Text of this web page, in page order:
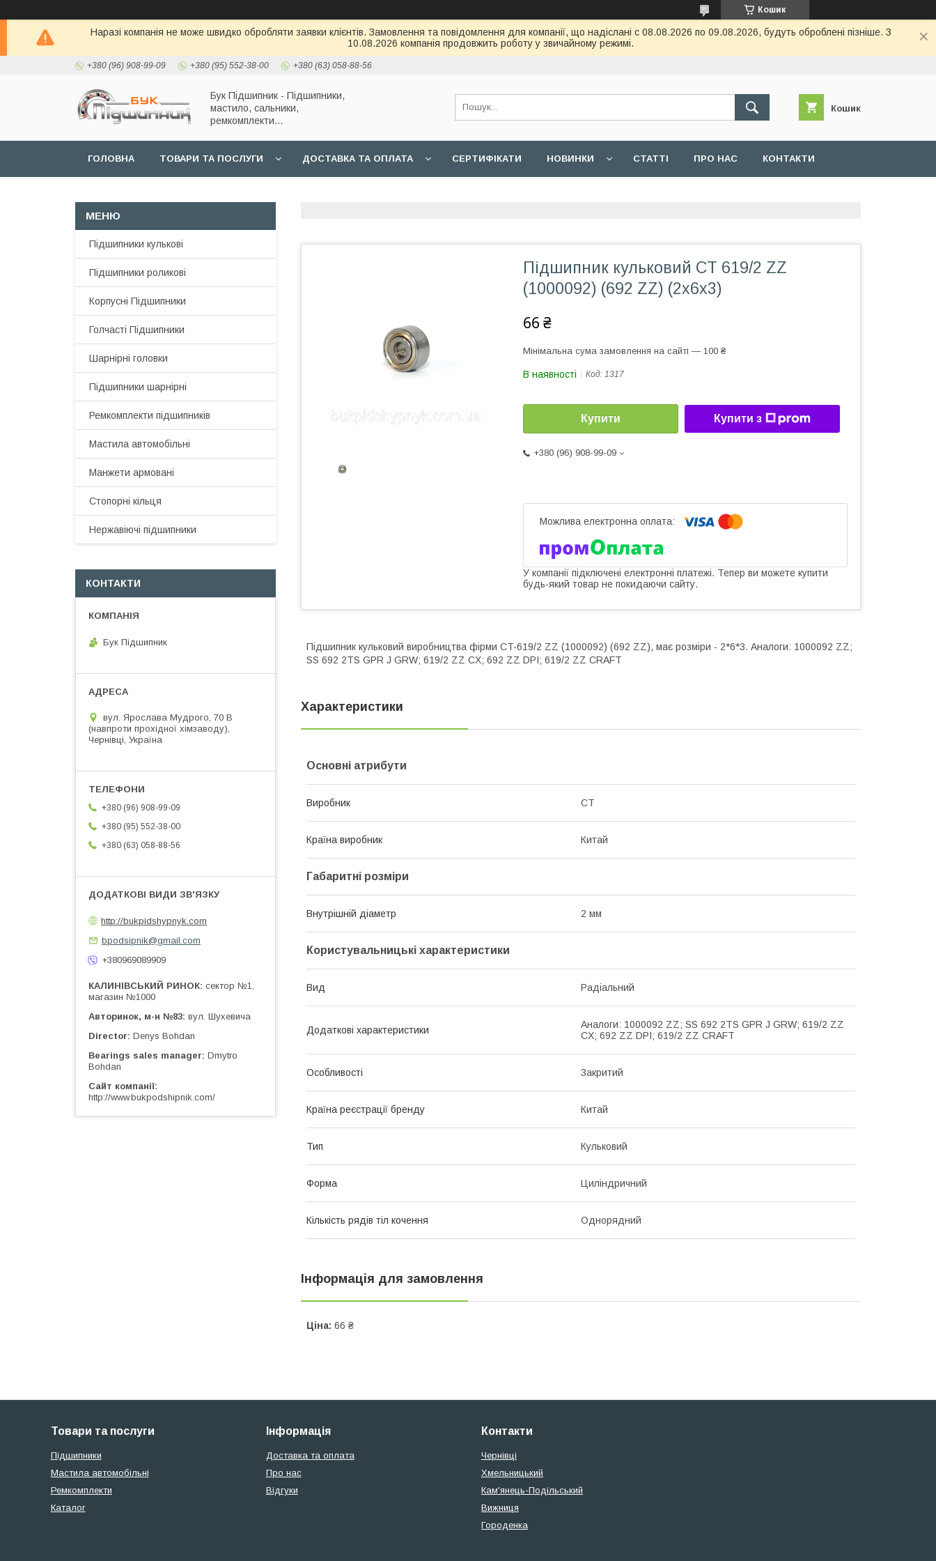
Кошик
Наразі компанія не може швидко обробляти заявки клієнтів. Замовлення та повідомлення для компанії, що надіслані с 08.08.2026 по 09.08.2026, будуть оброблені пізніше. З
10.08.2026 компанія продовжить роботу у звичайному режимі.
+380 (96) 908-99-09 +380 (95) 552-38-00 +380 (63) 058-88-56
Бук Підшипник - Підшипники,
мастило, сальники,
ремкомплекти...
Кошик
ГОЛОВНА ТОВАРИ ТА ПОСЛУГИ ДОСТАВКА ТА ОПЛАТА СЕРТИФІКАТИ НОВИНКИ СТАТТІ ПРО НАС КОНТАКТИ
Підшипник кульковий CT 619/2 ZZ
(1000092) (692 ZZ) (2x6x3)
66 ₴
Мінімальна сума замовлення на сайті — 100 ₴
В наявності Код: 1317
Купити Купити з
+380 (96) 908-99-09
У компанії підключені електронні платежі. Тепер ви можете купити
будь-який товар не покидаючи сайту.
Підшипник кульковий виробництва фірми CT-619/2 ZZ (1000092) (692 ZZ), має розміри - 2*6*3. Аналоги: 1000092 ZZ;
SS 692 2TS GPR J GRW; 619/2 ZZ CX; 692 ZZ DPI; 619/2 ZZ CRAFT
Характеристики
Основні атрибути
Виробник CT
Країна виробник Китай
Габаритні розміри
Внутрішній діаметр 2 мм
Користувальницькі характеристики
Вид Радіальний
Додаткові характеристики
Аналоги: 1000092 ZZ; SS 692 2TS GPR J GRW; 619/2 ZZ
CX; 692 ZZ DPI; 619/2 ZZ CRAFT
Особливості Закритий
Країна реєстрації бренду Китай
Тип Кульковий
Форма Циліндричний
Кількість рядів тіл кочення Однорядний
Інформація для замовлення
Ціна: 66 ₴
Підшипники кулькові
Підшипники роликові
Корпусні Підшипники
Голчасті Підшипники
Шарнірні головки
Підшипники шарнірні
Ремкомплекти підшипників
Мастила автомобільні
Манжети армовані
Стопорні кільця
Нержавіючі підшипники
КОНТАКТИ
Бук Підшипник
вул. Ярослава Мудрого, 70 В
(навпроти прохідної хімзаводу),
Чернівці, Україна
+380 (96) 908-99-09
+380 (95) 552-38-00
+380 (63) 058-88-56
http://bukpidshypnyk.com
bpodsipnik@gmail.com
+380969089909
КАЛИНІВСЬКИЙ РИНОК сектор №1,
магазин №1000
Авторинок, м-н №83 вул. Шухевича
Director Denys Bohdan
Bearings sales manager Dmytro
Bohdan
Сайт компанії
http://www.bukpodshipnik.com/
Товари та послуги
Підшипники
Мастила автомобільні
Ремкомплекти
Каталог
Інформація
Доставка та оплата
Про нас
Відгуки
Контакти
Чернівці
Хмельницький
Кам'янець-Подільський
Вижниця
Городенка